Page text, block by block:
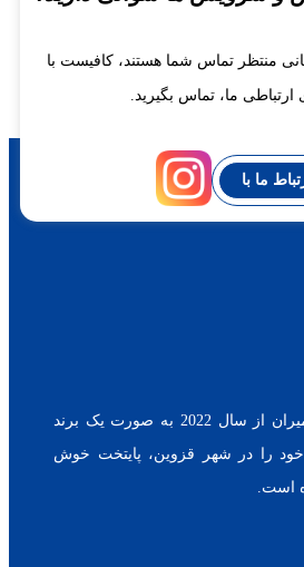
منتظر تماس شما هستند، کافیست با
ارتباطی ما، تماس بگیرید.
ما با
گالری طلا و جواهر امیران از سال 2022 به صورت یک برند
خود را در شهر قزوین، پایتخت خوش
است.